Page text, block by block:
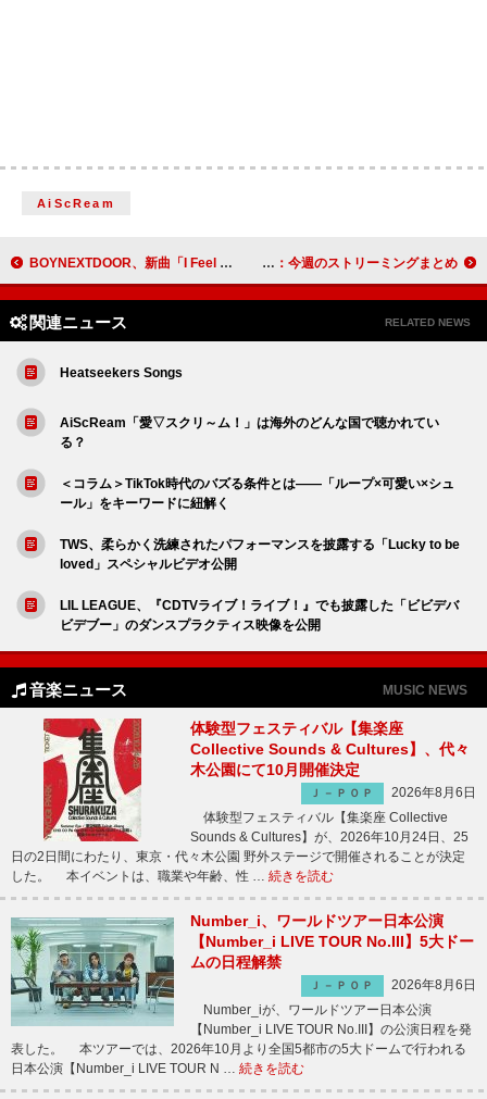
AiScReam
BOYNEXTDOOR、新曲「I Feel Good」MVでロックスターのような一面を披露 Mrs. GREEN APPLE「ロマンチシズム」「familie」キリバン突破：今週のストリーミングまとめ
関連ニュース RELATED NEWS
Heatseekers Songs
AiScReam「愛▽スクリ～ム！」は海外のどんな国で聴かれてい
る？
＜コラム＞TikTok時代のバズる条件とは――「ループ×可愛い×シュ
ール」をキーワードに紐解く
TWS、柔らかく洗練されたパフォーマンスを披露する「Lucky to be
loved」スペシャルビデオ公開
LIL LEAGUE、『CDTVライブ！ライブ！』でも披露した「ビビデバ
ビデブー」のダンスプラクティス映像を公開
音楽ニュース MUSIC NEWS
体験型フェスティバル【集楽座
Collective Sounds & Cultures】、代々
木公園にて10月開催決定
Ｊ－ＰＯＰ
2026年8月6日
体験型フェスティバル【集楽座 Collective
Sounds & Cultures】が、2026年10月24日、25
日の2日間にわたり、東京・代々木公園 野外ステージで開催されることが決定
した。 本イベントは、職業や年齢、性 … 続きを読む
Number_i、ワールドツアー日本公演
【Number_i LIVE TOUR No.III】5大ドー
ムの日程解禁
Ｊ－ＰＯＰ
2026年8月6日
Number_iが、ワールドツアー日本公演
【Number_i LIVE TOUR No.III】の公演日程を発
表した。 本ツアーでは、2026年10月より全国5都市の5大ドームで行われる
日本公演【Number_i LIVE TOUR N … 続きを読む